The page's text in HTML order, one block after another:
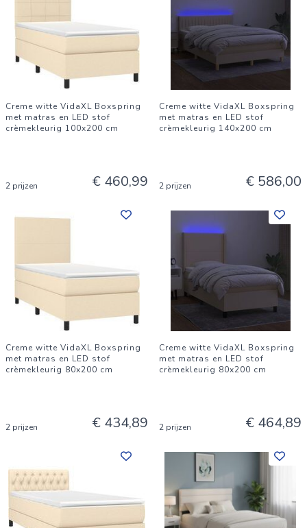
Creme witte VidaXL Boxspring
met matras en LED stof
crèmekleurig 100x200 cm
2 prijzen € 460,99
Creme witte VidaXL Boxspring
met matras en LED stof
crèmekleurig 140x200 cm
2 prijzen € 586,00
Creme witte VidaXL Boxspring
met matras en LED stof
crèmekleurig 80x200 cm
2 prijzen € 434,89
Creme witte VidaXL Boxspring
met matras en LED stof
crèmekleurig 80x200 cm
2 prijzen € 464,89